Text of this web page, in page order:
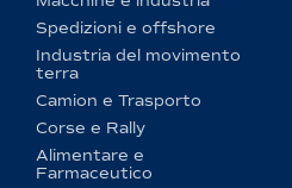
Spedizioni e offshore
Industria del movimento
terra
Camion e Trasporto
Corse e Rally
Alimentare e
Farmaceutico